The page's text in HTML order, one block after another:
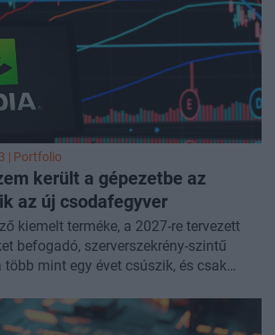
| Portfolio
került a gépezetbe az
az új csodafegyver
kiemelt terméke, a 2027-re tervezett
befogadó, szerverszekrény-szintű
több mint egy évet csúszik, és csak
elem a vállalat termék-ütemtervét
sorában, ami egyre több kérdést vet